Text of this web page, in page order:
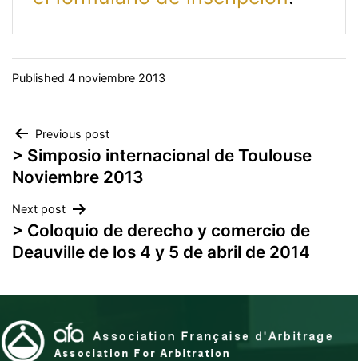
Published 4 noviembre 2013
Navegación
de
entradas
Previous post
> Simposio internacional de Toulouse
Noviembre 2013
Next post
> Coloquio de derecho y comercio de
Deauville de los 4 y 5 de abril de 2014